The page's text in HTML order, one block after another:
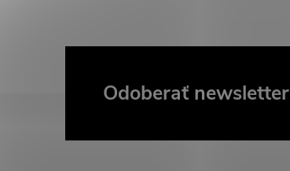
Odoberať newsletter